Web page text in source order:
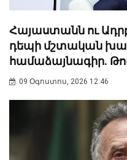
Հայաստանն ու
դեպի մշտական
համաձայնագիր.
09 Օգոստոս, 2026 12:46